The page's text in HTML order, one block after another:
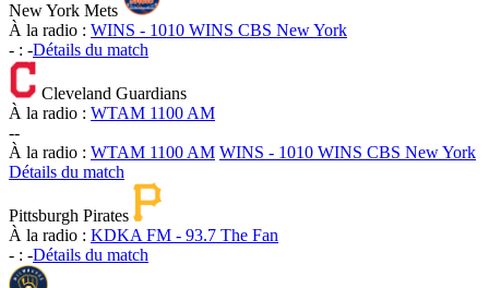
New York Mets
À la radio : WINS - 1010 WINS CBS New York
- : -Détails du match
Cleveland Guardians
À la radio : WTAM 1100 AM
--
À la radio : WTAM 1100 AM WINS - 1010 WINS CBS New York
Détails du match
Pittsburgh Pirates
À la radio : KDKA FM - 93.7 The Fan
- : -Détails du match